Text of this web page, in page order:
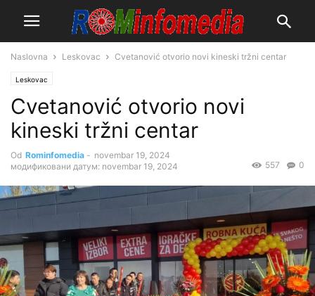
Naslovna Leskovac Cvetanović otvorio novi kineski tržni centar
Leskovac
Cvetanović otvorio novi
kineski tržni centar
Od Rominfomedia - novembar 19, 2024
модификовани датум: novembar 19, 2024
0
557